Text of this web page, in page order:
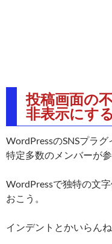
投稿画面の
非表示にする
WordPressのSNSプラ
特定多数のメンバーが
WordPressで独特の文
おこう。
インデントとかいらんね